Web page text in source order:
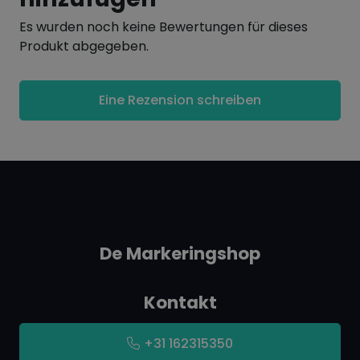
Integrierter Clip in der Kappe
Lieferung umfasst 1x schwarz, 1x rot, 1x blau
Es wurden noch keine Bewertungen für dieses
Produkt abgegeben.
Eine Rezension schreiben
De Markeringshop
Kontakt
+31 162315350